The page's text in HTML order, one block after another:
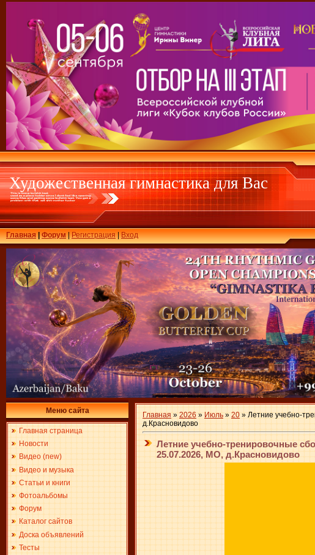
Художественная гимнастика для Вас
Главная|Форум |Регистрация|Вход
Меню сайта
Главная страница
Новости
Видео (new)
Видео и музыка
Статьи и книги
Фотоальбомы
Форум
Каталог сайтов
Доска объявлений
Тесты
Главная » 2026 » Июль » 20 » Летние учебно-
д.Красновидово
Летние учебно-тренировочные
25.07.2026, МО, д.Красновидово